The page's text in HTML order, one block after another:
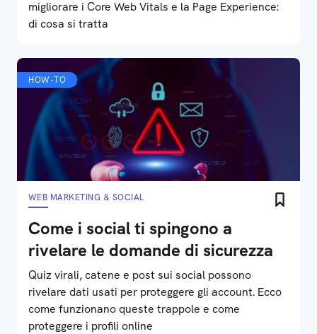
migliorare i Core Web Vitals e la Page Experience:
di cosa si tratta
HOW-TO
WEB MARKETING & SOCIAL
Come i social ti spingono a
rivelare le domande di sicurezza
Quiz virali, catene e post sui social possono
rivelare dati usati per proteggere gli account. Ecco
come funzionano queste trappole e come
proteggere i profili online